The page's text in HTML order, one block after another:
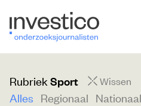
Rubriek Sport Wissen
Alles Regionaal Nationaal